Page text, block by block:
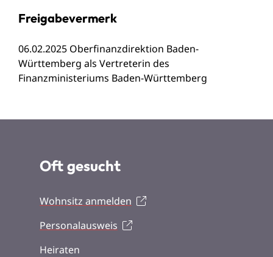
Freigabevermerk
06.02.2025 Oberfinanzdirektion Baden-
Württemberg als Vertreterin des
Finanzministeriums Baden-Württemberg
Oft gesucht
Wohnsitz anmelden
Personalausweis
Heiraten